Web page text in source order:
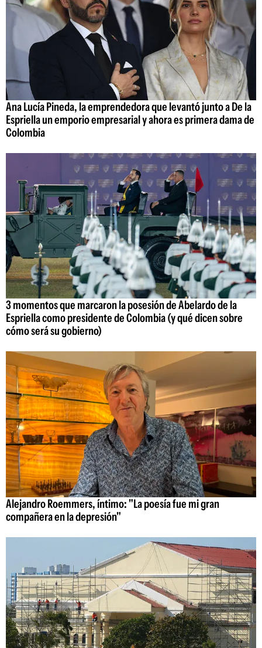
Ana Lucía Pineda, la emprendedora que levantó junto a De la
Espriella un emporio empresarial y ahora es primera dama de
Colombia
3 momentos que marcaron la posesión de Abelardo de la
Espriella como presidente de Colombia (y qué dicen sobre
cómo será su gobierno)
Alejandro Roemmers, íntimo: "La poesía fue mi gran
compañera en la depresión"